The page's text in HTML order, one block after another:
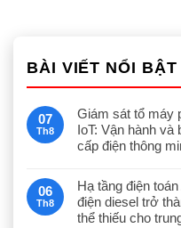
BÀI VIẾT NỔI BẬT
07
Th8
Giám sát tổ máy
IoT: Vận hành
cấp điện thông
06
Th8
Hạ tầng điện
điện diesel trở
thể thiếu cho